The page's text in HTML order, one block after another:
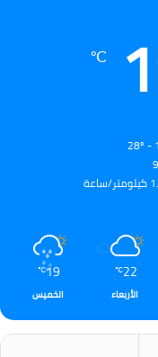
℃
22
℃
الأربعاء
19
℃
الخميس